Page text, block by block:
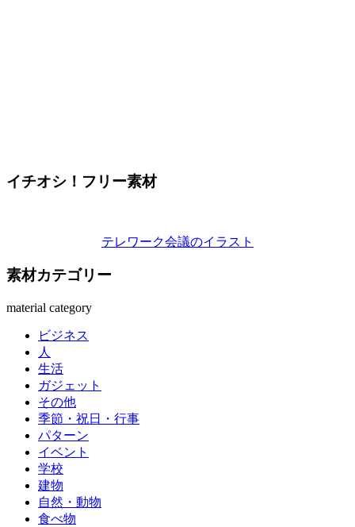
イチオシ！フリー素材
テレワーク会議のイラスト
素材カテゴリー
material category
ビジネス
人
生活
ガジェット
その他
季節・祝日・行事
パターン
イベント
学校
建物
自然・動物
食べ物